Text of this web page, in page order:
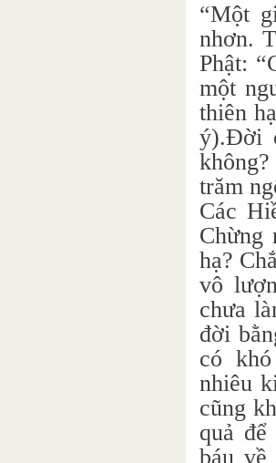
“Một
nhơn.
Phật:
một
thiên
ý).Đời
trăm
Các
Chừng
hạ?
vô
chưa
đời
có
nhiêu
cũng
quả
báu